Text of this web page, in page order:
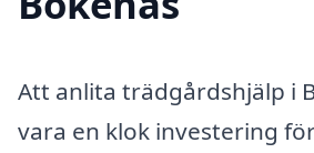
Att anlita trädgårdshjälp i
vara en klok investering